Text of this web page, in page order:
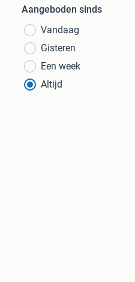
Aangeboden sinds
Vandaag
Gisteren
Een week
Altijd